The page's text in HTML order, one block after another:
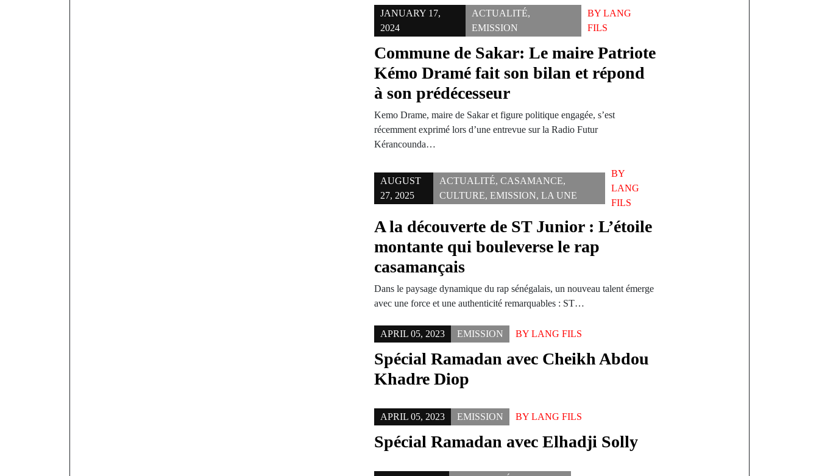
JANUARY 17,
2024
ACTUALITÉ,
EMISSION
BY LANG
FILS
Commune de Sakar: Le maire Patriote
Kémo Dramé fait son bilan et répond
à son prédécesseur
Kemo Drame, maire de Sakar et figure politique engagée, s’est
récemment exprimé lors d’une entrevue sur la Radio Futur
Kérancounda…
AUGUST
27, 2025
ACTUALITÉ, CASAMANCE,
CULTURE, EMISSION, LA UNE
BY
LANG
FILS
A la découverte de ST Junior : L’étoile
montante qui bouleverse le rap
casamançais
Dans le paysage dynamique du rap sénégalais, un nouveau talent émerge
avec une force et une authenticité remarquables : ST…
APRIL 05, 2023 EMISSION BYLANG FILS
Spécial Ramadan avec Cheikh Abdou
Khadre Diop
APRIL 05, 2023 EMISSION BYLANG FILS
Spécial Ramadan avec Elhadji Solly